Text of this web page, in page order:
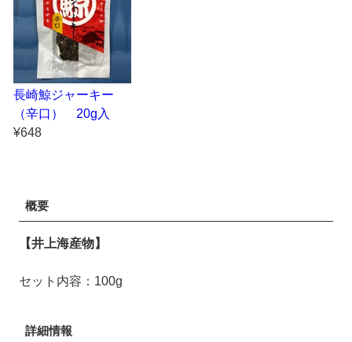
長崎鯨ジャーキー
（辛口） 20g入
¥648
概要
【井上海産物】
セット内容：100g
詳細情報